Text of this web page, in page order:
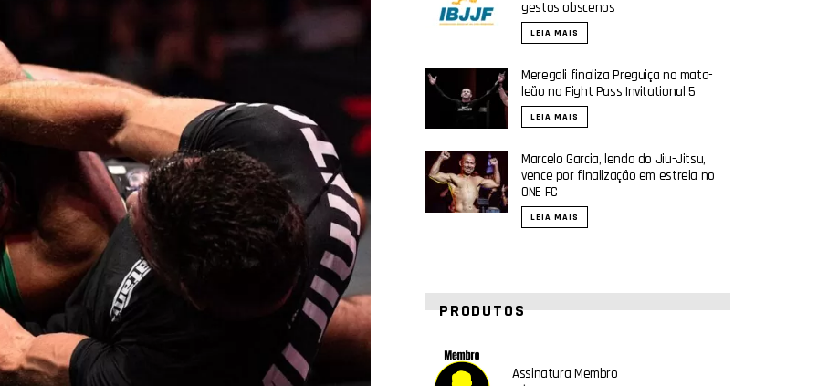
gestos obscenos
LEIA MAIS
Meregali finaliza Preguiça no mata-
leão no Fight Pass Invitational 5
LEIA MAIS
Marcelo Garcia, lenda do Jiu-Jitsu,
vence por finalização em estreia no
ONE FC
LEIA MAIS
PRODUTOS
Assinatura Membro